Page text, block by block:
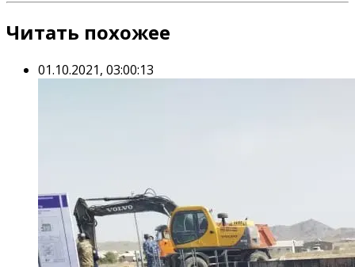
Читать похожее
01.10.2021, 03:00:13